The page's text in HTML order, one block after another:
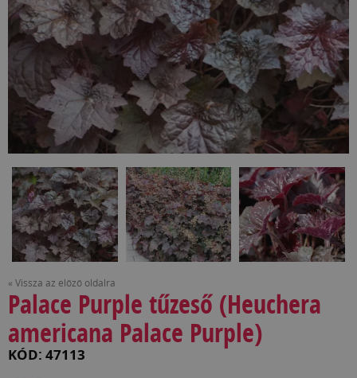
« Vissza az előző oldalra
Palace Purple tűzeső (Heuchera
americana Palace Purple)
KÓD: 47113